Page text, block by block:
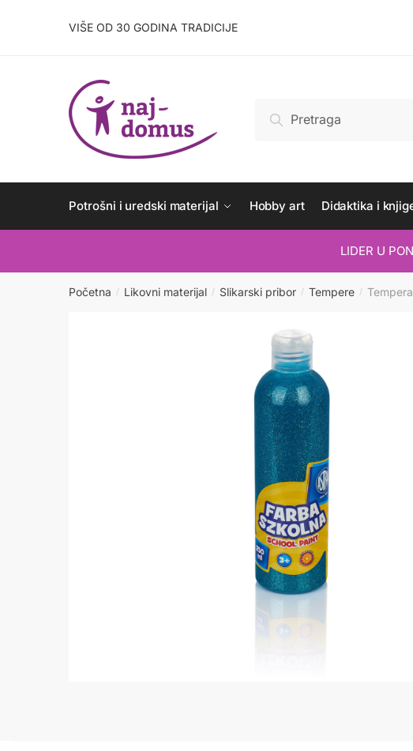
VIŠE OD 30 GODINA TRADICIJE
Pretraži
Potrošni i uredski materijal Hobby art Didaktika i
LIDER U
Početna / Likovni materijal / Slikarski pribor / Tempere /